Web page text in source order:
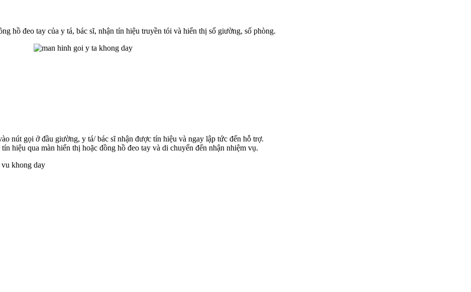
hồ đeo tay của y tá, bác sĩ, nhận tín hiệu truyền tói và hiển thị số giường, số phòng.
nút gọi ở đầu giường, y tá/ bác sĩ nhận được tín hiệu và ngay lập tức đến hỗ trợ.
hiệu qua màn hiển thị hoặc đồng hồ đeo tay và di chuyển đến nhận nhiệm vụ.